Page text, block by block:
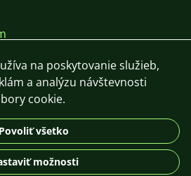
DE
na poskytovanie služieb,
a analýzu návštevnosti
cookie.
Povoliť všetko
možnosti